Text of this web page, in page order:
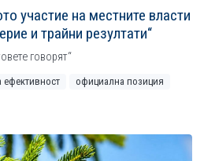
участие на местните власти
и трайни резултати“
говорят“
ефективност
официална позиция